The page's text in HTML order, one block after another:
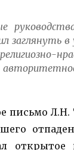
заглянуть в
письмо Л.Н.
открытое